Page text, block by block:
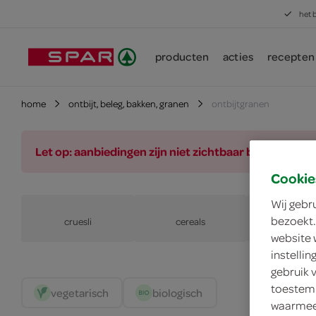
het
producten acties recepten
home ontbijt, beleg, bakken, granen ontbijtgranen
Let op: aanbiedingen zijn niet zichtbaar bij de
cruesli cereals
vegetarisch biologisch
Wij
website
gebruik